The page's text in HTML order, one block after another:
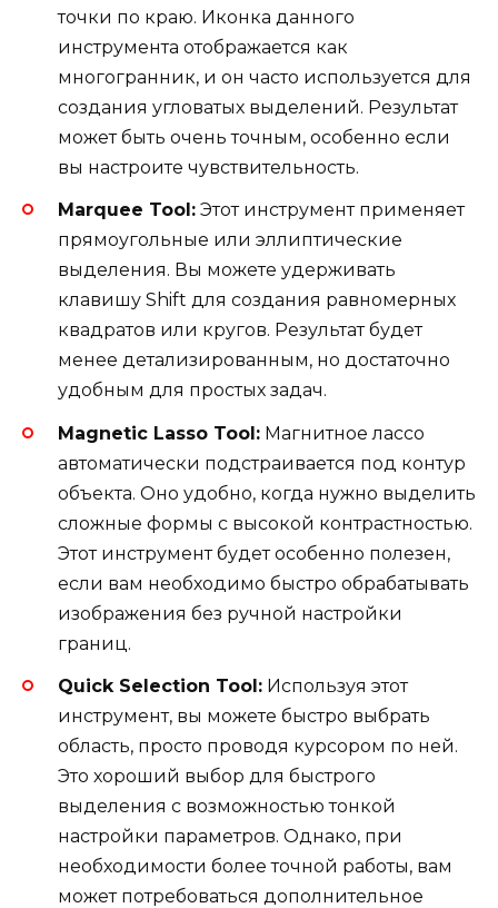
точки по краю. Иконка данного
инструмента отображается как
многогранник, и он часто используется для
создания угловатых выделений. Результат
может быть очень точным, особенно если
вы настроите чувствительность.
Marquee Tool: Этот инструмент применяет
прямоугольные или эллиптические
выделения. Вы можете удерживать
клавишу Shift для создания равномерных
квадратов или кругов. Результат будет
менее детализированным, но достаточно
удобным для простых задач.
Magnetic Lasso Tool: Магнитное лассо
автоматически подстраивается под контур
объекта. Оно удобно, когда нужно выделить
сложные формы с высокой контрастностью.
Этот инструмент будет особенно полезен,
если вам необходимо быстро обрабатывать
изображения без ручной настройки
границ.
Quick Selection Tool: Используя этот
инструмент, вы можете быстро выбрать
область, просто проводя курсором по ней.
Это хороший выбор для быстрого
выделения с возможностью тонкой
настройки параметров. Однако, при
необходимости более точной работы, вам
может потребоваться дополнительное